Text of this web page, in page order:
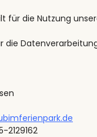
für die Nutzung
die
2129162